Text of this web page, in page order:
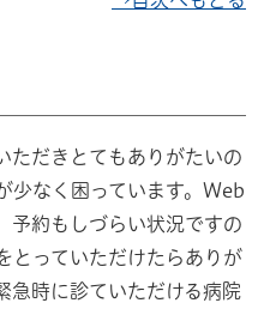
ただきとてもありがたいの
少なく困っています。Web
予約もしづらい状況ですの
とっていただけたらありが
急時に診ていただける病院